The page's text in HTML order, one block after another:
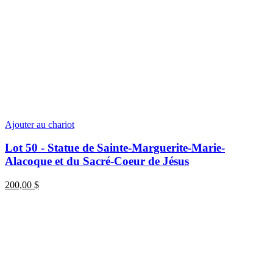
Ajouter au chariot
Lot 50 - Statue de Sainte-Marguerite-Marie-
Alacoque et du Sacré-Coeur de Jésus
200,00 $